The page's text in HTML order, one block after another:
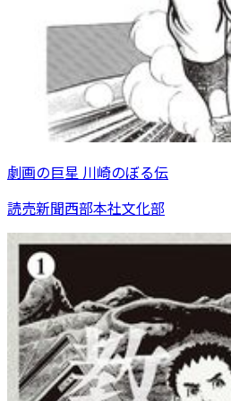
劇画の巨星 川崎のぼる伝
読売新聞西部本社文化部